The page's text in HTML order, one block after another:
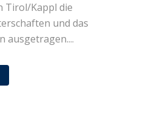
Tirol/Kappl die
und das
ausgetragen....